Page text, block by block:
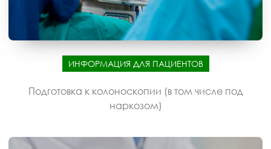
ИНФОРМАЦИЯ ДЛЯ ПАЦИЕНТОВ
Подготовка к колоноскопии (в том числе под
наркозом)